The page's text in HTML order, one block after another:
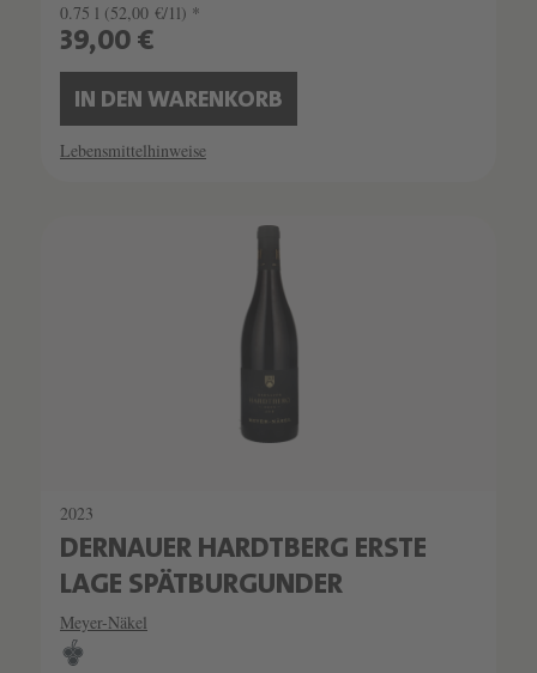
0.75 l (52,00 €/1l) *
39,00 €
IN DEN WARENKORB
Lebensmittelhinweise
2023
DERNAUER HARDTBERG ERSTE
LAGE SPÄTBURGUNDER
Meyer-Näkel